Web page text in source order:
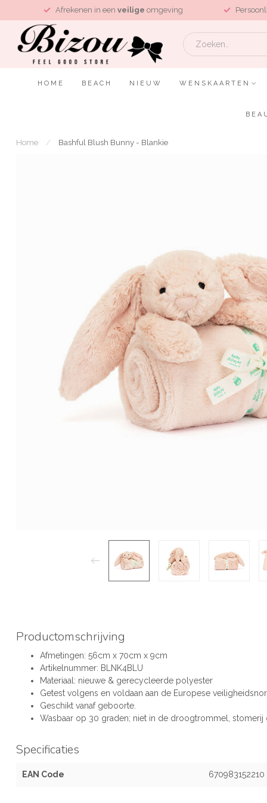
Afrekenen in een veilige omgeving
HOME BEACH NIEUW WENSKAARTEN
Home / Bashful Blush Bunny - Blankie
Productomschrijving
Afmetingen: 56cm x 70cm x 9cm
Artikelnummer: BLNK4BLU
Materiaal: nieuwe & gerecycleerde polyester
Getest volgens en voldaan aan de Europese
Geschikt vanaf geboorte.
Wasbaar op 30 graden; niet in de droogtrommel, stomerij
Specificaties
EAN Code 670983152210